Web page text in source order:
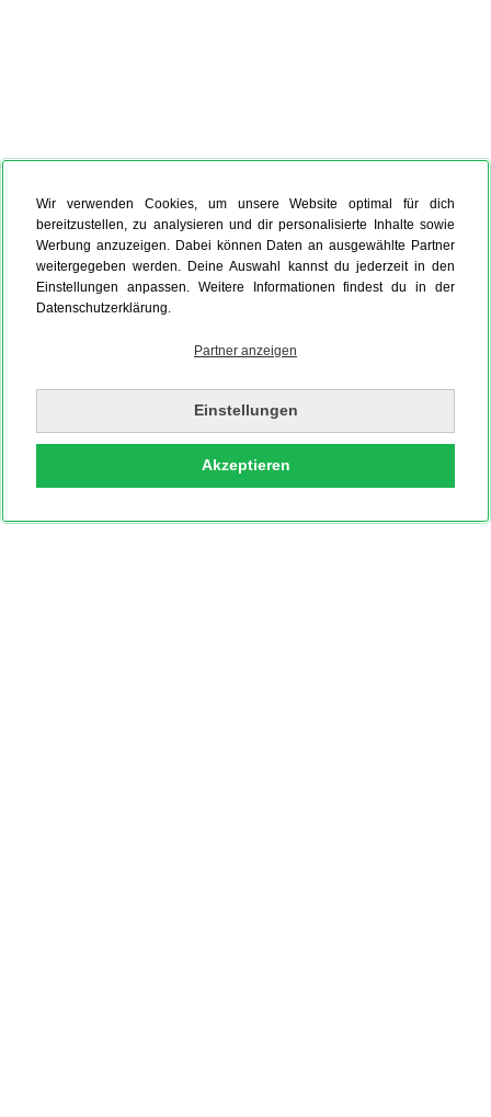
Wir verwenden Cookies, um unsere Website optimal für dich
bereitzustellen, zu analysieren und dir personalisierte Inhalte sowie
Werbung anzuzeigen. Dabei können Daten an ausgewählte Partner
weitergegeben werden. Deine Auswahl kannst du jederzeit in den
Einstellungen anpassen. Weitere Informationen findest du in der
Datenschutzerklärung.
Partner anzeigen
Einstellungen
Akzeptieren